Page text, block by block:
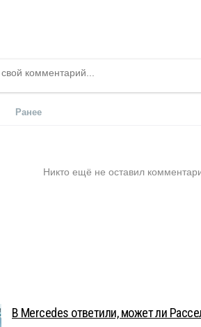
Ранее
Никто ещё не оставил
В Mercedes ответили, может ли